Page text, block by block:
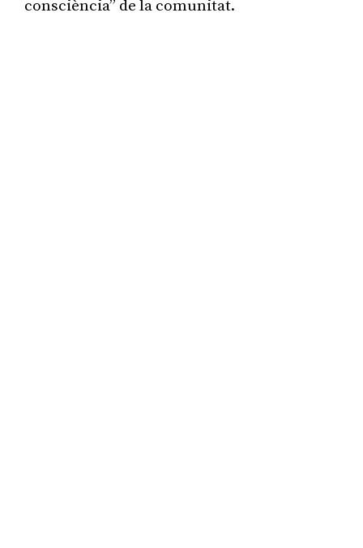
consciència” de la comunitat.